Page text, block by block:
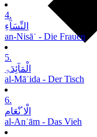
4.
النِّسَآءِ
an-Nisāʾ - Die Frauen
5.
الْمَآئِدَۃِ
al-Māʾida - Der Tisch
6.
الْاٴنْعَام
al-Anʿām - Das Vieh